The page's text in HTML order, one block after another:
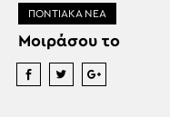
ΠΟΝΤΙΑΚΑ ΝΕΑ
Μοιράσου το